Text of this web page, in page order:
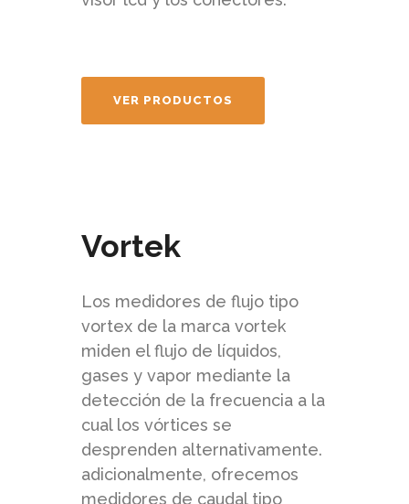
VER PRODUCTOS
Vortek
Los medidores de flujo tipo
vortex de la marca vortek
miden el flujo de líquidos,
gases y vapor mediante la
detección de la frecuencia a la
cual los vórtices se
desprenden alternativamente.
adicionalmente, ofrecemos
medidores de caudal tipo